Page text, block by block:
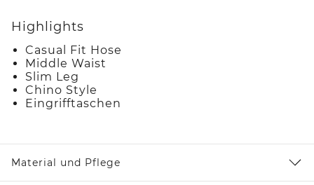
Highlights
Casual Fit Hose
Middle Waist
Slim Leg
Chino Style
Eingrifftaschen
Material und Pflege